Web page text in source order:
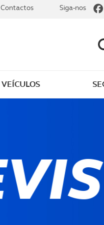
VEÍCULOS
Contactos Siga-nos